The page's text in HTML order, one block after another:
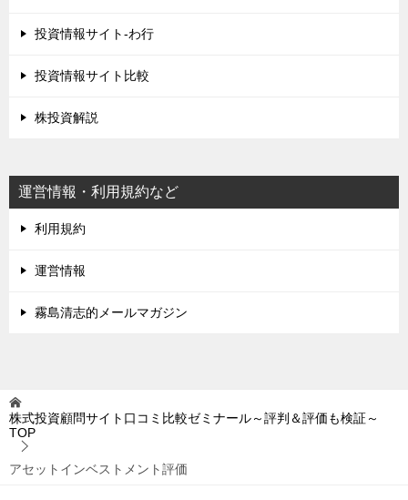
投資情報サイト-わ行
投資情報サイト比較
株投資解説
運営情報・利用規約など
利用規約
運営情報
霧島清志的メールマガジン
株式投資顧問サイト口コミ比較ゼミナール～評判＆評価も検証～
TOP
アセットインベストメント評価